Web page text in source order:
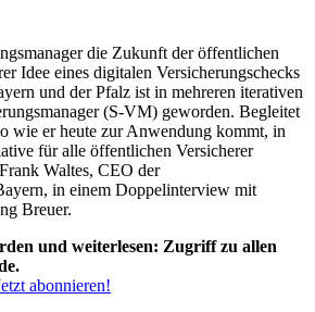
die Zukunft der öffentlichen
Idee eines digitalen Versicherungschecks
und der Pfalz ist in mehreren iterativen
(S-VM) geworden. Begleitet
wie er heute zur Anwendung kommt, in
für alle öffentlichen Versicherer
Waltes, CEO der
in einem Doppelinterview mit
Breuer.
und weiterlesen: Zugriff zu allen
abonnieren!